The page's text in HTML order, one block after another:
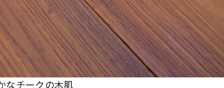
なチークの木肌